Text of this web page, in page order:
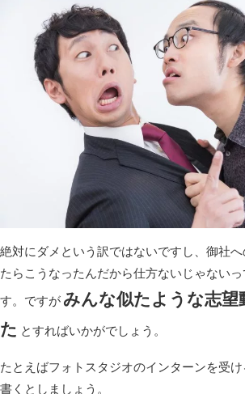
絶対にダメという訳ではないですし、御社
たらこうなったんだから仕方ないじゃない
す。ですが みんな似たような志望
た とすればいかがでしょう。
たとえばフォトスタジオのインターンを受
書くとしましょう。